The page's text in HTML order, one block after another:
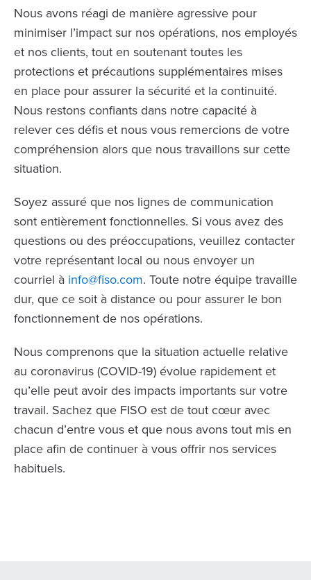
Nous avons réagi de manière agressive pour
minimiser l’impact sur nos opérations, nos employés
et nos clients, tout en soutenant toutes les
protections et précautions supplémentaires mises
en place pour assurer la sécurité et la continuité.
Nous restons confiants dans notre capacité à
relever ces défis et nous vous remercions de votre
compréhension alors que nous travaillons sur cette
situation.
Soyez assuré que nos lignes de communication
sont entièrement fonctionnelles. Si vous avez des
questions ou des préoccupations, veuillez contacter
votre représentant local ou nous envoyer un
courriel à info@fiso.com. Toute notre équipe travaille
dur, que ce soit à distance ou pour assurer le bon
fonctionnement de nos opérations.
Nous comprenons que la situation actuelle relative
au coronavirus (COVID-19) évolue rapidement et
qu’elle peut avoir des impacts importants sur votre
travail. Sachez que FISO est de tout cœur avec
chacun d’entre vous et que nous avons tout mis en
place afin de continuer à vous offrir nos services
habituels.